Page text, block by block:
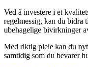
Ved å investere i et
regelmessig, kan du bidra
ubehagelige bivirkninger
Med riktig pleie kan du
samtidig som du bevarer